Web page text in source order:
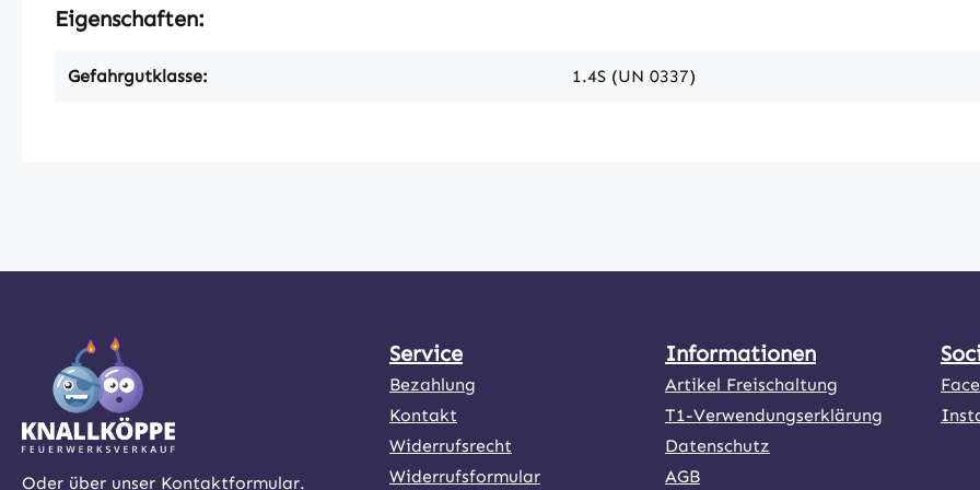
Eigenschaften:
Gefahrgutklasse: 1.4S (UN 0337)
Oder über unser Kontaktformular.
Service
Bezahlung
Kontakt
Widerrufsrecht
Widerrufsformular
Informationen
Artikel Freischaltung
T1-Verwendungserklärung
Datenschutz
AGB